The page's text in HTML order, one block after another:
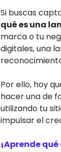
Si buscas
qué es una
marca o tu
digitales, una
Por ello, hoy
hacer una de
utilizando tu
impulsar el
¡Aprende